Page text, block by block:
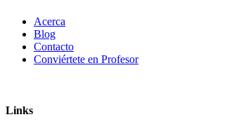
Acerca
Blog
Contacto
Conviértete en Profesor
Links